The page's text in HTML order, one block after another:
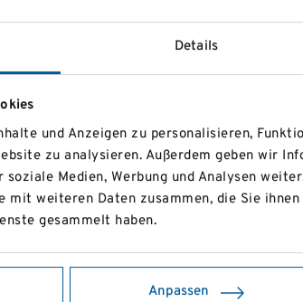
Details
und Anzeigen zu personalisieren,
zu analysieren. Außerdem geben wir
Medien, Werbung und Analysen
mit weiteren Daten zusammen, die Sie
gesammelt haben.
Anpassen